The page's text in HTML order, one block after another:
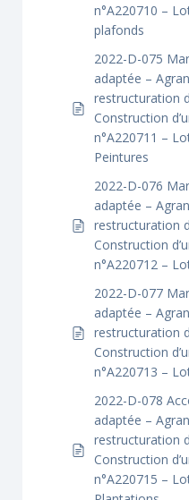
n°A220710 –
plafonds
2022-D-075
adaptée –
restructuration
Construction
n°A220711 –
Peintures
2022-D-076
adaptée –
restructuration
Construction
n°A220712 –
2022-D-077
adaptée –
restructuration
Construction
n°A220713 –
2022-D-078
adaptée –
restructuration
Construction
n°A220715 –